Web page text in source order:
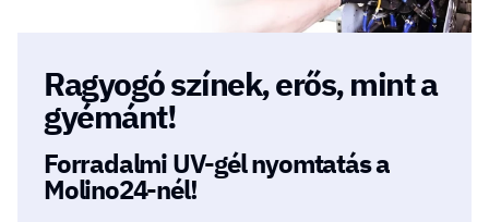
Ragyogó színek, erős, mint a
gyémánt!
Forradalmi UV-gél nyomtatás a
Molino24-nél!